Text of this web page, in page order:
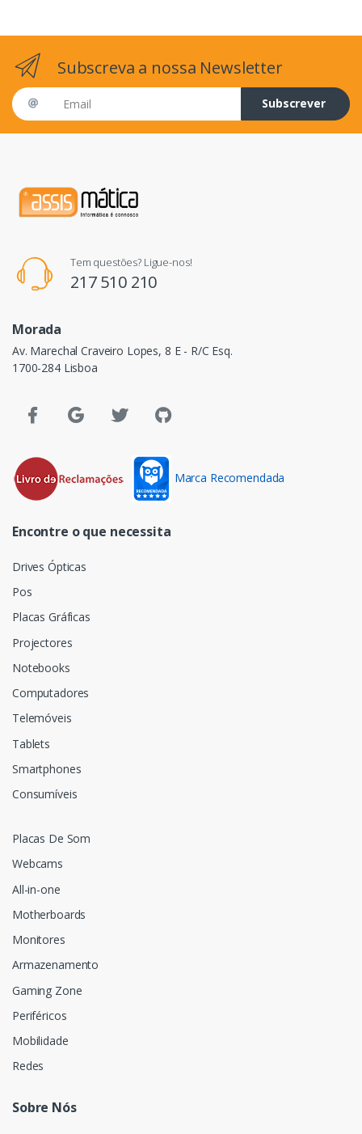
Subscreva a nossa Newsletter
Email address
Subscrever
Tem questões? Ligue-nos!
217 510 210
Morada
Av. Marechal Craveiro Lopes, 8 E - R/C Esq.
1700-284 Lisboa
Marca Recomendada
Encontre o que necessita
Drives Ópticas
Pos
Placas Gráficas
Projectores
Notebooks
Computadores
Telemóveis
Tablets
Smartphones
Consumíveis
Placas De Som
Webcams
All-in-one
Motherboards
Monitores
Armazenamento
Gaming Zone
Periféricos
Mobilidade
Redes
Sobre Nós